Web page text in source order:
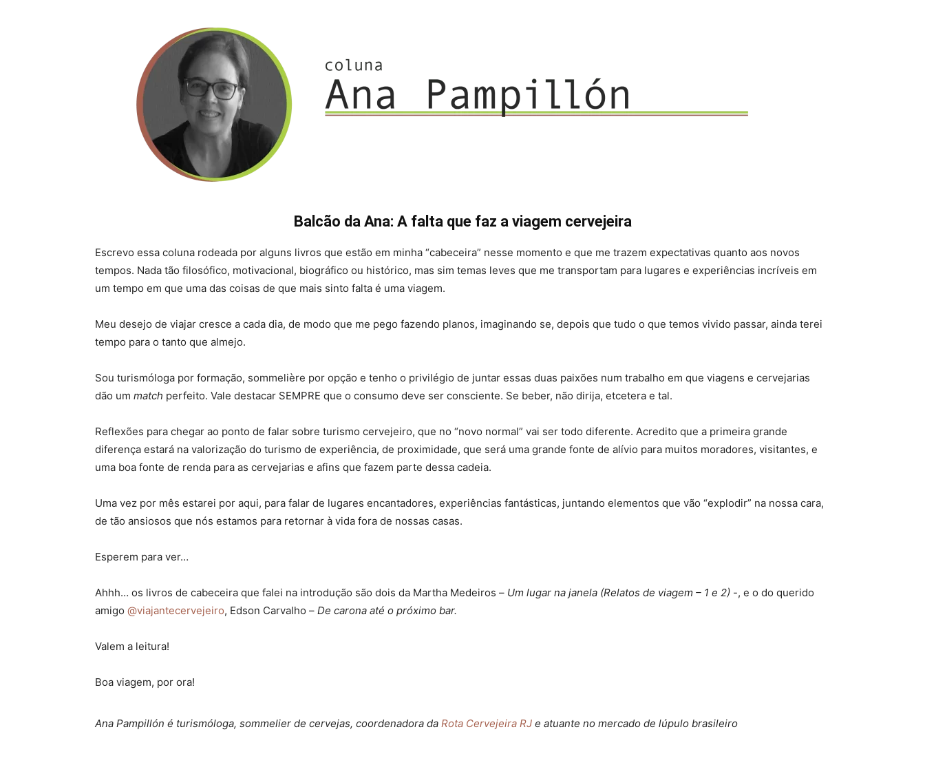
Balcão da Ana: A falta que faz a viagem cervejeira
Escrevo essa coluna rodeada por alguns livros que estão em minha “cabeceira” nesse momento e que me trazem expectativas quanto aos novos
tempos. Nada tão filosófico, motivacional, biográfico ou histórico, mas sim temas leves que me transportam para lugares e experiências incríveis em
um tempo em que uma das coisas de que mais sinto falta é uma viagem.
Meu desejo de viajar cresce a cada dia, de modo que me pego fazendo planos, imaginando se, depois que tudo o que temos vivido passar, ainda terei
tempo para o tanto que almejo.
Sou turismóloga por formação, sommelière por opção e tenho o privilégio de juntar essas duas paixões num trabalho em que viagens e cervejarias
dão um match perfeito. Vale destacar SEMPRE que o consumo deve ser consciente. Se beber, não dirija, etcetera e tal.
Reflexões para chegar ao ponto de falar sobre turismo cervejeiro, que no “novo normal” vai ser todo diferente. Acredito que a primeira grande
diferença estará na valorização do turismo de experiência, de proximidade, que será uma grande fonte de alívio para muitos moradores, visitantes, e
uma boa fonte de renda para as cervejarias e afins que fazem parte dessa cadeia.
Uma vez por mês estarei por aqui, para falar de lugares encantadores, experiências fantásticas, juntando elementos que vão “explodir” na nossa cara,
de tão ansiosos que nós estamos para retornar à vida fora de nossas casas.
Esperem para ver…
Ahhh… os livros de cabeceira que falei na introdução são dois da Martha Medeiros – Um lugar na janela (Relatos de viagem – 1 e 2) -, e o do querido
amigo @viajantecervejeiro, Edson Carvalho – De carona até o próximo bar.
Valem a leitura!
Boa viagem, por ora!
Ana Pampillón é turismóloga, sommelier de cervejas, coordenadora da Rota Cervejeira RJ e atuante no mercado de lúpulo brasileiro